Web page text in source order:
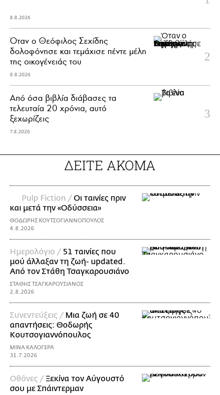
8.8.2026
Όταν ο Θεόφιλος Σεχίδης
δολοφόνησε και τεμάχισε πέντε μέλη
της οικογένειάς του
8.8.2026
Από όσα βιβλία διάβασες τα
τελευταία 20 χρόνια, αυτό
ξεχωρίζεις
7.8.2026
ΔΕΙΤΕ ΑΚΟΜΑ
Pulp Fiction /Οι ταινίες πριν
και μετά την «Οδύσσεια»
ΘΟΔΩΡΗΣ ΚΟΥΤΣΟΓΙΑΝΝΟΠΟΥΛΟΣ
4.8.2026
Ημερολόγιο / 51 ταινίες που
μού άλλαξαν τη ζωή- updated.
Aπό τον Στάθη Τσαγκαρουσιάνο
ΣΤΑΘΗΣ ΤΣΑΓΚΑΡΟΥΣΙΑΝΟΣ
2.8.2026
Συνεντεύξεις / Μια ζωή σε 40
απαντήσεις: Θοδωρής
Kουτσογιαννόπουλος
ΜΙΝΑ ΚΑΛΟΓΕΡΑ
31.7.2026
Οθόνες /Ξεκίνα τον Αύγουστό
σου με Σπάιντερμαν